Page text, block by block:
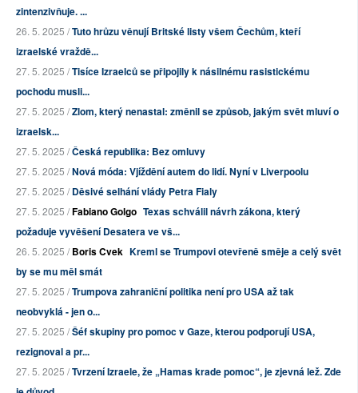
zintenzivňuje. ...
26. 5. 2025 /Tuto hrůzu věnují Britské listy všem Čechům, kteří
izraelské vraždě...
27. 5. 2025 /Tisíce Izraelců se připojily k násilnému rasistickému
pochodu musli...
27. 5. 2025 /Zlom, který nenastal: změnil se způsob, jakým svět mluví o
izraelsk...
27. 5. 2025 /Česká republika: Bez omluvy
27. 5. 2025 /Nová móda: Vjíždění autem do lidí. Nyní v Liverpoolu
27. 5. 2025 /Děsivé selhání vlády Petra Fialy
27. 5. 2025 /Fabiano Golgo Texas schválil návrh zákona, který
požaduje vyvěšení Desatera ve vš...
26. 5. 2025 /Boris Cvek Kreml se Trumpovi otevřeně směje a celý svět
by se mu měl smát
27. 5. 2025 /Trumpova zahraniční politika není pro USA až tak
neobvyklá - jen o...
27. 5. 2025 /Šéf skupiny pro pomoc v Gaze, kterou podporují USA,
rezignoval a pr...
27. 5. 2025 /Tvrzení Izraele, že „Hamas krade pomoc“, je zjevná lež. Zde